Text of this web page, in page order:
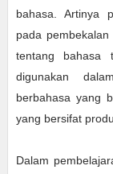
bahasa. Artinya
pada
tentang bahasa
digunakan
berbahasa yang
yang bersifat
Dalam